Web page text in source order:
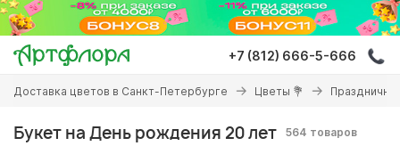
Перейти
основному
содержанию
+7 (812) 666-5-666
Вы
здесь
Доставка цветов в Санкт-Петербурге Цветы 💐
Букет на День рождения 20 лет 564 товаров